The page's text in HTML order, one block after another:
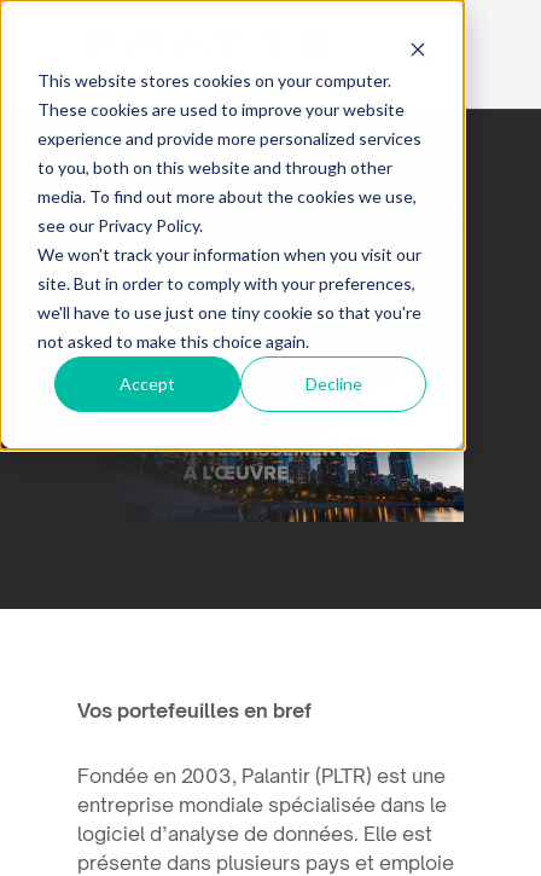
This website stores cookies on your computer.
These cookies are used to improve your website
experience and provide more personalized services
to you, both on this website and through other
media. To find out more about the cookies we use,
see our Privacy Policy.
We won't track your information when you visit our
site. But in order to comply with your preferences,
we'll have to use just one tiny cookie so that you're
not asked to make this choice again.
Accept Decline
Rallye pour le S&P
500
La semaine en bref February 9, 2024
Vos portefeuilles en bref
Fondée en 2003, Palantir (PLTR) est une
entreprise mondiale spécialisée dans le
logiciel d’analyse de données. Elle est
présente dans plusieurs pays et emploie